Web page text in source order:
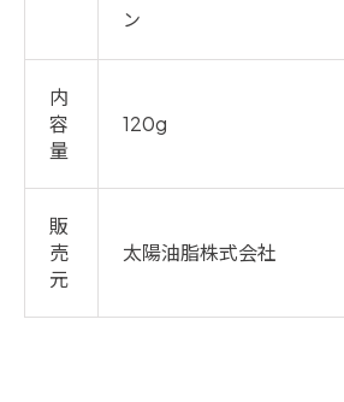
ン
内
容
量
120g
販
売
元
太陽油脂株式会社